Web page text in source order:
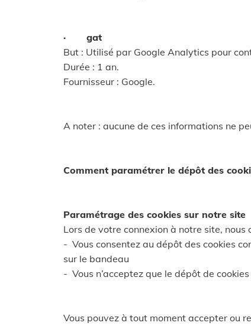
· gat
But : Utilisé par Google Analytics pour
Durée : 1 an.
Fournisseur : Google.
A noter : aucune de ces informations ne
Comment paramétrer le dépôt des
Paramétrage des cookies sur notre site
Lors de votre connexion à notre site,
- Vous consentez au dépôt des cookies
sur le bandeau
- Vous n’acceptez que le dépôt de
Vous pouvez à tout moment accepter ou